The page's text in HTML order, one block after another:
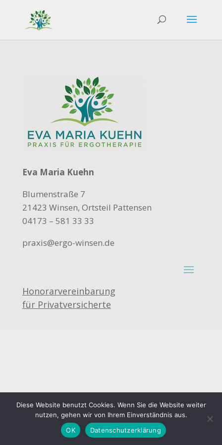
Eva Maria Kuehn
Blumenstraße 7
21423 Winsen, Ortsteil Pattensen
04173 – 581 33 33
praxis@ergo-winsen.de
Honorarvereinbarung
für Privatversicherte
Diese Website benutzt Cookies. Wenn Sie die Website weiter
nutzen, gehen wir von Ihrem Einverständnis aus.
OK
Datenschutzerklärung